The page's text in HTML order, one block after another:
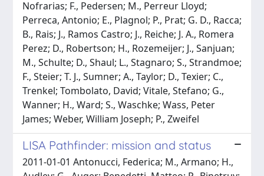
Nofrarias; F., Pedersen; M., Perreur Lloyd;
Perreca, Antonio; E., Plagnol; P., Prat; G. D., Racca;
B., Rais; J., Ramos Castro; J., Reiche; J. A., Romera
Perez; D., Robertson; H., Rozemeijer; J., Sanjuan;
M., Schulte; D., Shaul; L., Stagnaro; S., Strandmoe;
F., Steier; T. J., Sumner; A., Taylor; D., Texier; C.,
Trenkel; Tombolato, David; Vitale, Stefano; G.,
Wanner; H., Ward; S., Waschke; Wass, Peter
James; Weber, William Joseph; P., Zweifel
LISA Pathfinder: mission and status
2011-01-01 Antonucci, Federica; M., Armano; H.,